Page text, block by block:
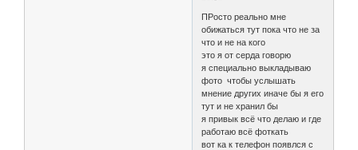
ПРосто реально мне
обижаться тут пока что не за
что и не на кого
это я от серда говорю
я специально выкладываю
фото чтобы услышать
мнение других иначе бы я его
тут и не хранил бы
я привык всё что делаю и где
работаю всё фоткать
вот ка к телефон появлся с